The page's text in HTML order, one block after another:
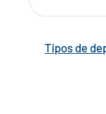
Tipos de